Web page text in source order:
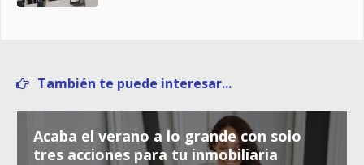
También te puede interesar...
Acaba el verano a lo grande con solo
tres acciones para tu inmobiliaria